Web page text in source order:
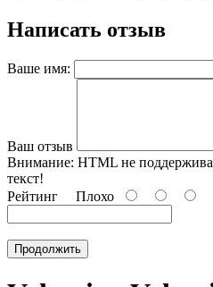
Написать отзыв
Ваше имя:
Ваш отзыв
Внимание: HTML не
текст!
Рейтинг Плохо
Продолжить